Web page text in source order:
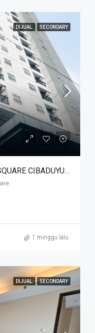
DIJUAL SECONDARY
INVESTASI PASTI CUAN! M SQUARE CIBADUYUT DEKAT MEKARWANGI
1 minggu lalu
DIJUAL SECONDARY